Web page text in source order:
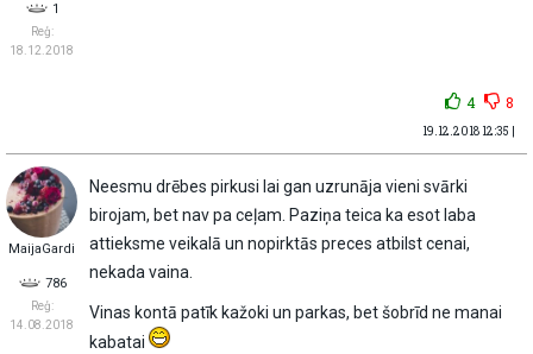
1
Reģ:
18.12.2018
4 8
19.12.2018 12:35 |
MaijaGardi
786
Reģ:
14.08.2018
Neesmu drēbes pirkusi lai gan uzrunāja vieni svārki
birojam, bet nav pa ceļam. Paziņa teica ka esot laba
attieksme veikalā un nopirktās preces atbilst cenai,
nekada vaina.
Vinas kontā patīk kažoki un parkas, bet šobrīd ne manai
kabatai